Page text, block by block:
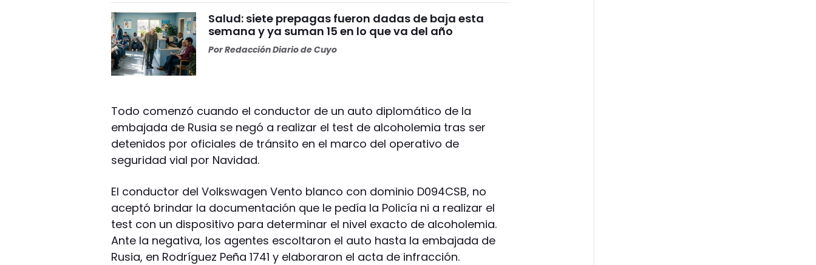
Salud: siete prepagas fueron dadas de baja esta
semana y ya suman 15 en lo que va del año
PorRedacción Diario de Cuyo
Todo comenzó cuando el conductor de un auto diplomático de la
embajada de Rusia se negó a realizar el test de alcoholemia tras ser
detenidos por oficiales de tránsito en el marco del operativo de
seguridad vial por Navidad.
El conductor del Volkswagen Vento blanco con dominio D094CSB, no
aceptó brindar la documentación que le pedía la Policía ni a realizar el
test con un dispositivo para determinar el nivel exacto de alcoholemia.
Ante la negativa, los agentes escoltaron el auto hasta la embajada de
Rusia, en Rodríguez Peña 1741 y elaboraron el acta de infracción.